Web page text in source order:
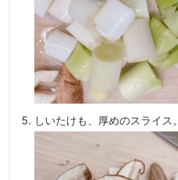
しいたけも、厚めのスライス。